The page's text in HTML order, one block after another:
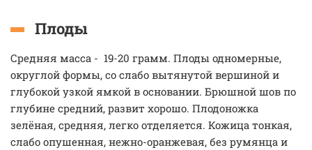
Плоды
Средняя масса - 19-20 грамм. Плоды одномерные,
округлой формы, со слабо вытянутой вершиной и
глубокой узкой ямкой в основании. Брюшной шов по
глубине средний, развит хорошо. Плодоножка
зелёная, средняя, легко отделяется. Кожица тонкая,
слабо опушенная, нежно-оранжевая, без румянца и